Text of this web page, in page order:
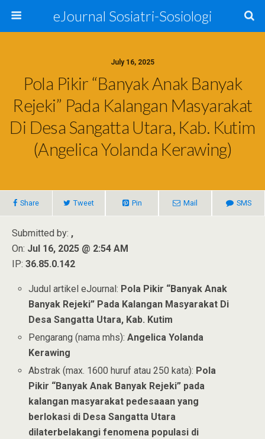
eJournal Sosiatri-Sosiologi
July 16, 2025
Pola Pikir “Banyak Anak Banyak
Rejeki” Pada Kalangan Masyarakat
Di Desa Sangatta Utara, Kab. Kutim
(Angelica Yolanda Kerawing)
Share Tweet Pin Mail SMS
Submitted by: ,
On: Jul 16, 2025 @ 2:54 AM
IP: 36.85.0.142
Judul artikel eJournal: Pola Pikir “Banyak Anak
Banyak Rejeki” Pada Kalangan Masyarakat Di
Desa Sangatta Utara, Kab. Kutim
Pengarang (nama mhs):Angelica Yolanda
Kerawing
Abstrak (max. 1600 huruf atau 250 kata): Pola
Pikir “Banyak Anak Banyak Rejeki” pada
kalangan masyarakat pedesaaan yang
berlokasi di Desa Sangatta Utara
dilaterbelakangi fenomena populasi di